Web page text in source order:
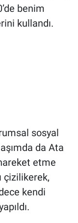
benim
kullandı.
sosyal
da Ata
etme
çizilikerek,
kendi